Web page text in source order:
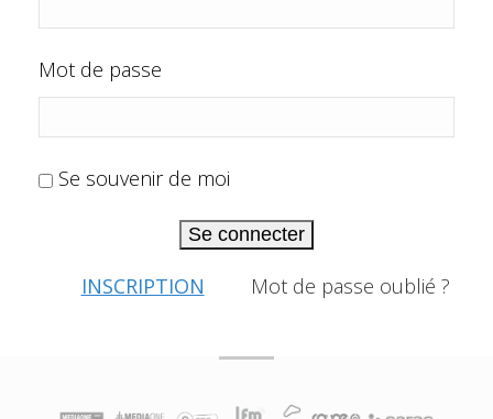
Mot de passe
Se souvenir de moi
Se connecter
INSCRIPTION Mot de passe oublié ?